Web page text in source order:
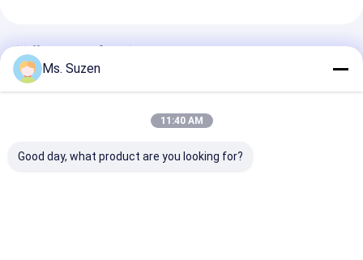
推薦されたプロダクト
Ms. Suzen
11:40 AM
Good day, what product are you looking for?